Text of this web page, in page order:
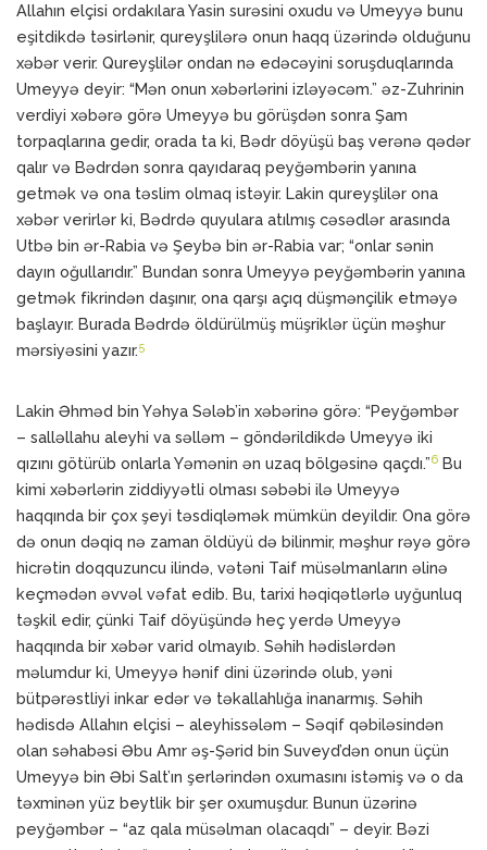
Allahın elçisi ordakılara Yasin surəsini oxudu və Umeyyə bunu
eşitdikdə təsirlənir, qureyşlilərə onun haqq üzərində olduğunu
xəbər verir. Qureyşlilər ondan nə edəcəyini soruşduqlarında
Umeyyə deyir: “Mən onun xəbərlərini izləyəcəm.” əz-Zuhrinin
verdiyi xəbərə görə Umeyyə bu görüşdən sonra Şam
torpaqlarına gedir, orada ta ki, Bədr döyüşü baş verənə qədər
qalır və Bədrdən sonra qayıdaraq peyğəmbərin yanına
getmək və ona təslim olmaq istəyir. Lakin qureyşlilər ona
xəbər verirlər ki, Bədrdə quyulara atılmış cəsədlər arasında
Utbə bin ər-Rabia və Şeybə bin ər-Rabia var; “onlar sənin
dayın oğullarıdır.” Bundan sonra Umeyyə peyğəmbərin yanına
getmək fikrindən daşınır, ona qarşı açıq düşmənçilik etməyə
başlayır. Burada Bədrdə öldürülmüş müşriklər üçün məşhur
mərsiyəsini yazır.5
Lakin Əhməd bin Yəhya Sələb’in xəbərinə görə: “Peyğəmbər
– salləllahu aleyhi va səlləm – göndərildikdə Umeyyə iki
qızını götürüb onlarla Yəmənin ən uzaq bölgəsinə qaçdı.”6 Bu
kimi xəbərlərin ziddiyyətli olması səbəbi ilə Umeyyə
haqqında bir çox şeyi təsdiqləmək mümkün deyildir. Ona görə
də onun dəqiq nə zaman öldüyü də bilinmir, məşhur rəyə görə
hicrətin doqquzuncu ilində, vətəni Taif müsəlmanların əlinə
keçmədən əvvəl vəfat edib. Bu, tarixi həqiqətlərlə uyğunluq
təşkil edir, çünki Taif döyüşündə heç yerdə Umeyyə
haqqında bir xəbər varid olmayıb. Səhih hədislərdən
məlumdur ki, Umeyyə hənif dini üzərində olub, yəni
bütpərəstliyi inkar edər və təkallahlığa inanarmış. Səhih
hədisdə Allahın elçisi – aleyhissələm – Səqif qəbiləsindən
olan səhabəsi Əbu Amr əş-Şərid bin Suveyd’dən onun üçün
Umeyyə bin Əbi Salt’ın şerlərindən oxumasını istəmiş və o da
təxminən yüz beytlik bir şer oxumuşdur. Bunun üzərinə
peyğəmbər – “az qala müsəlman olacaqdı” – deyir. Bəzi